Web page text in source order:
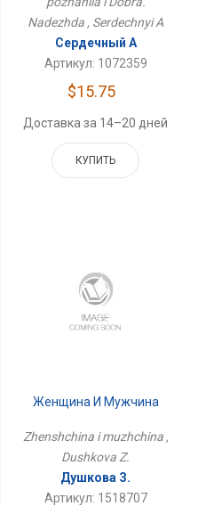
Nadezhda , Serdechnyi A
Сердечный А
Артикул: 1072359
$15.75
Доставка за 14–20 дней
КУПИТЬ
Женщина И Мужчина
Zhenshchina i muzhchina ,
Dushkova Z.
Душкова З.
Артикул: 1518707